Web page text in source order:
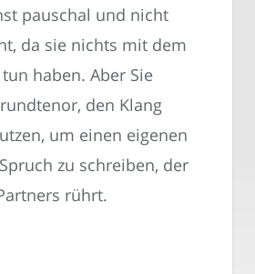
pauschal und nicht
da sie nichts mit dem
haben. Aber Sie
den Klang
um einen eigenen
zu schreiben, der
rührt.